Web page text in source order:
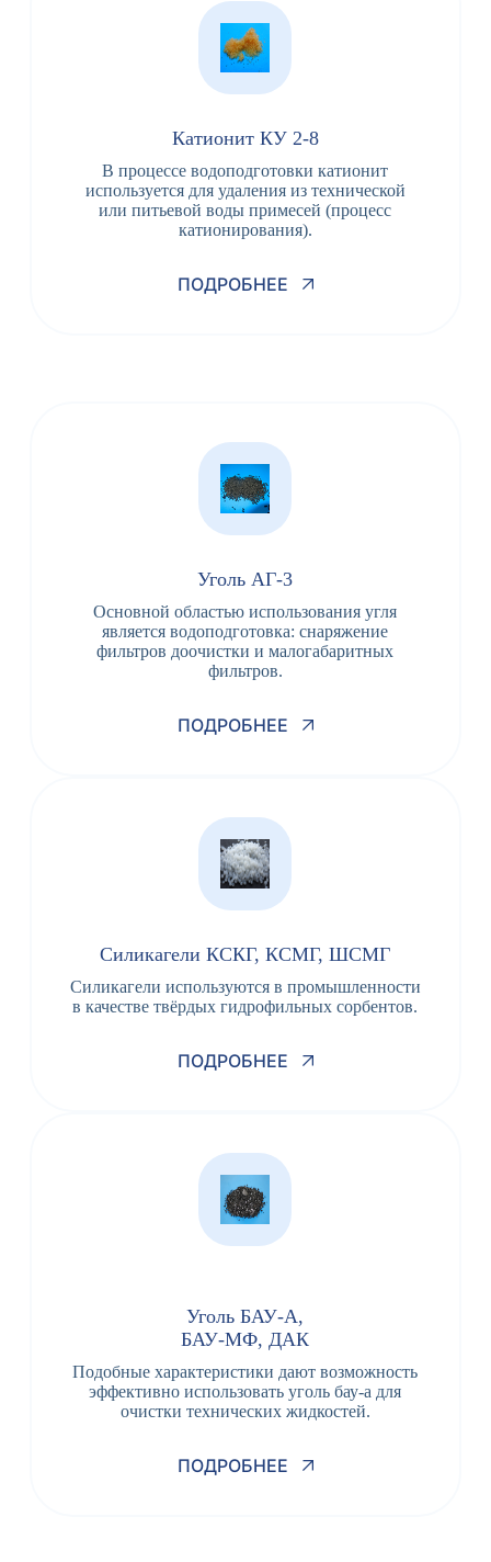
Катионит КУ 2-8
В процессе водоподготовки катионит
используется для удаления из технической
или питьевой воды примесей (процесс
катионирования).
ПОДРОБНЕЕ
Уголь АГ-3
Основной областью использования угля
является водоподготовка: снаряжение
фильтров доочистки и малогабаритных
фильтров.
ПОДРОБНЕЕ
Силикагели КСКГ, КСМГ, ШСМГ
Силикагели используются в промышленности
в качестве твёрдых гидрофильных сорбентов.
ПОДРОБНЕЕ
Уголь БАУ-А,
БАУ-МФ, ДАК
Подобные характеристики дают возможность
эффективно использовать уголь бау-а для
очистки технических жидкостей.
ПОДРОБНЕЕ